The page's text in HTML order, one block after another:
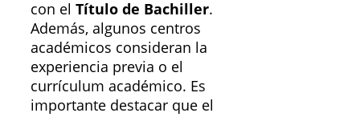
con el Título de Bachiller.
Además, algunos centros
académicos consideran la
experiencia previa o el
currículum académico. Es
importante destacar que el